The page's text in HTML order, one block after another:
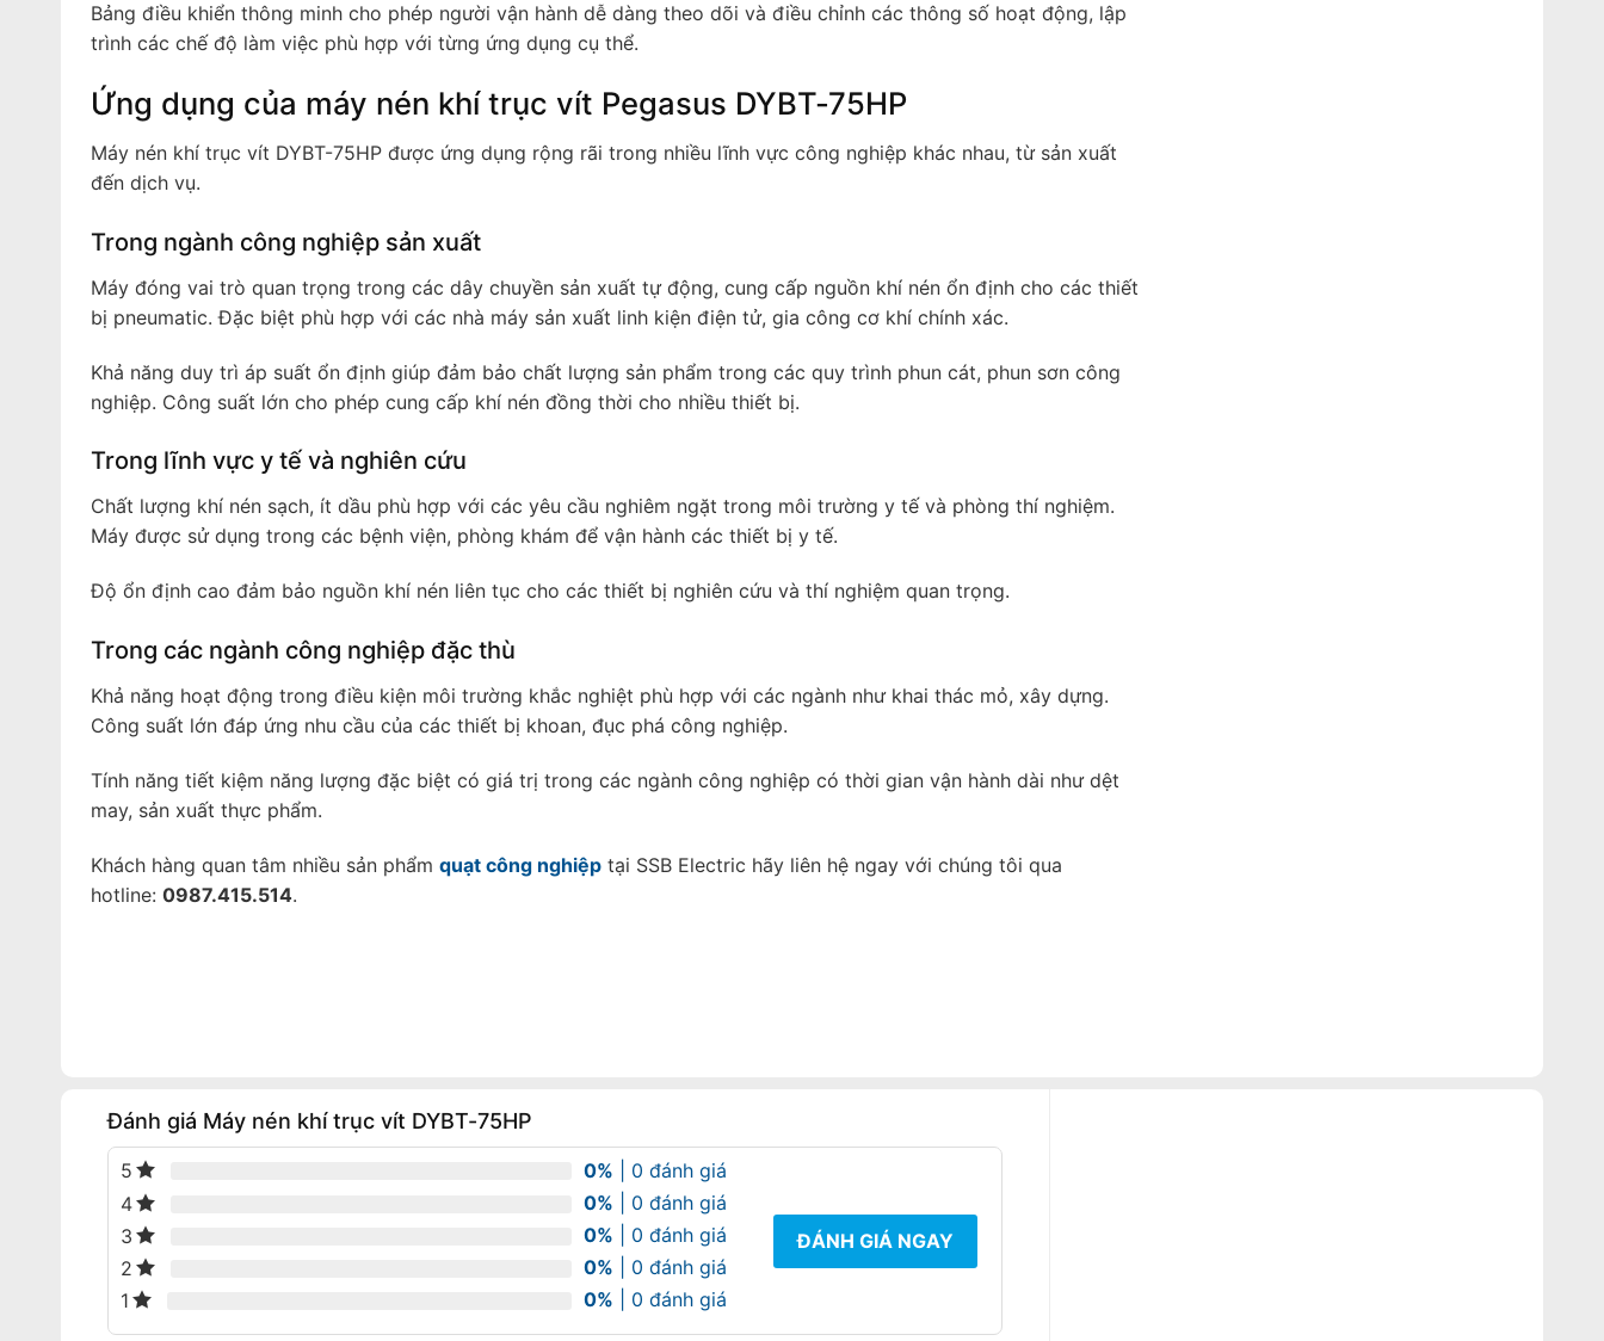
Bảng điều khiển thông minh cho phép người vận hành dễ dàng theo dõi và điều chỉnh các thông số hoạt động, lập
trình các chế độ làm việc phù hợp với từng ứng dụng cụ thể.
Ứng dụng của máy nén khí trục vít Pegasus DYBT-75HP
Máy nén khí trục vít DYBT-75HP được ứng dụng rộng rãi trong nhiều lĩnh vực công nghiệp khác nhau, từ sản xuất
đến dịch vụ.
Trong ngành công nghiệp sản xuất
Máy đóng vai trò quan trọng trong các dây chuyền sản xuất tự động, cung cấp nguồn khí nén ổn định cho các thiết
bị pneumatic. Đặc biệt phù hợp với các nhà máy sản xuất linh kiện điện tử, gia công cơ khí chính xác.
Khả năng duy trì áp suất ổn định giúp đảm bảo chất lượng sản phẩm trong các quy trình phun cát, phun sơn công
nghiệp. Công suất lớn cho phép cung cấp khí nén đồng thời cho nhiều thiết bị.
Trong lĩnh vực y tế và nghiên cứu
Chất lượng khí nén sạch, ít dầu phù hợp với các yêu cầu nghiêm ngặt trong môi trường y tế và phòng thí nghiệm.
Máy được sử dụng trong các bệnh viện, phòng khám để vận hành các thiết bị y tế.
Độ ổn định cao đảm bảo nguồn khí nén liên tục cho các thiết bị nghiên cứu và thí nghiệm quan trọng.
Trong các ngành công nghiệp đặc thù
Khả năng hoạt động trong điều kiện môi trường khắc nghiệt phù hợp với các ngành như khai thác mỏ, xây dựng.
Công suất lớn đáp ứng nhu cầu của các thiết bị khoan, đục phá công nghiệp.
Tính năng tiết kiệm năng lượng đặc biệt có giá trị trong các ngành công nghiệp có thời gian vận hành dài như dệt
may, sản xuất thực phẩm.
Khách hàng quan tâm nhiều sản phẩm quạt công nghiệptại SSB Electric hãy liên hệ ngay với chúng tôi qua
hotline: 0987.415.514.
Đánh giá Máy nén khí trục vít DYBT-75HP
5 0% | 0 đánh giá
4
0% | 0 đánh giá
3
0% | 0 đánh giá
2
0% | 0 đánh giá
1
0% | 0 đánh giá
ĐÁNH GIÁ NGAY